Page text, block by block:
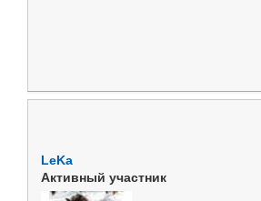
LeKa
Активный участник